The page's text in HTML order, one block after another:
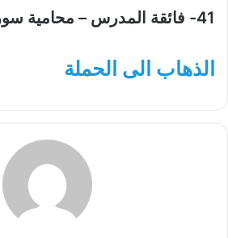
41- فائقة المدرس – محامية سورية- المانيا
الذهاب الى الحملة